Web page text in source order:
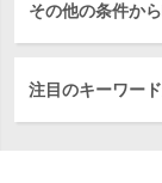
その他の条件か
注目のキーワー